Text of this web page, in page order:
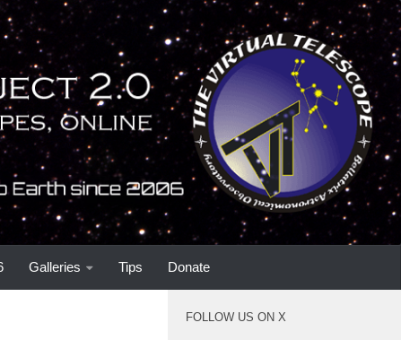
Galleries Tips Donate
FOLLOW US ON X